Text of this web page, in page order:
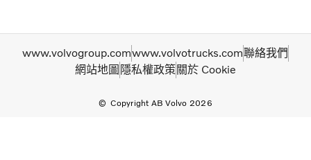
Copyright AB Volvo 2026
www.volvogroup.comwww.volvotrucks.com聯絡我們
網站地圖 隱私權政策關於 Cookie